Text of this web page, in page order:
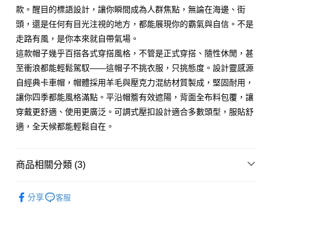
玉山商業銀行
星展（台灣）商業銀行
台新國際商業銀行
中國信託商業銀行
台灣樂天信用卡公司
聯邦商業銀行
遠東國際商業銀行
元大商業銀行
永豐商業銀行
台新國際商業銀行
台灣樂天信用卡公司
運送方式
付款後全家取貨
每筆NT$80，滿NT$1,000(含以上)免運費
付款後7-11取貨
每筆NT$80，滿NT$1,000(含以上)免運費
黑貓宅急便
每筆NT$120，滿NT$1,000(含以上)免運費
每筆NT$250，滿NT$2,000(含以上)免運費
款。醒目的標語設計，讓你瞬間成為人群焦點，無論在海邊、街
頭，還是任何有目光注視的地方，都能展現你的霸氣與自信。不是
走路有風，是你本來就自帶氣場。
這款帽子幾乎百搭各式穿搭風格，不管是正式穿搭、隨性休閒，甚
至衝浪都能輕鬆駕馭——這帽子不挑衣服，只挑態度。設計靈感源
自經典卡車帽，帽體採用羊毛與壓克力混紡材質製成，堅固耐用，
讓你四季都能風格滿點。平沿帽簷有效遮陽，背面全布料包覆，讓
穿戴更舒適、使用更廣泛。可調式壓扣設計適合多數頭型，服貼舒
適，全天候都能輕鬆自在。
商品相關分類 (3)
分享 客服